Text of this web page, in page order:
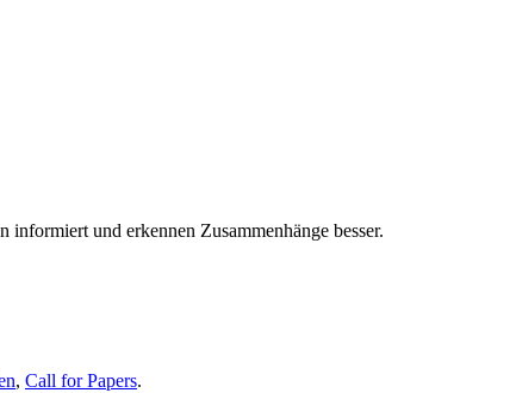
und erkennen Zusammenhänge besser.
, Call for Papers.